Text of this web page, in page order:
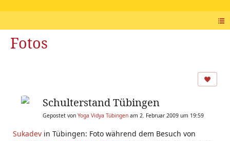
Fotos
Schulterstand Tübingen
Gepostet von Yoga Vidya Tübingen am 2. Februar 2009 um 19:59
Sukadev in Tübingen: Foto während dem Besuch von